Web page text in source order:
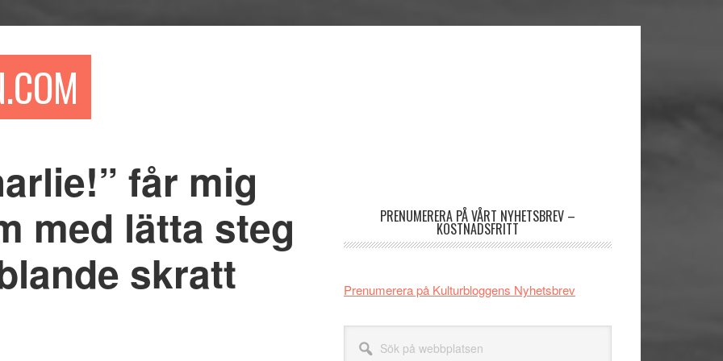
får mig
med lätta steg
skratt
PRENUMERERA PÅ VÅRT NYHETSBREV –
KOSTNADSFRITT
Prenumerera på Kulturbloggens Nyhetsbrev